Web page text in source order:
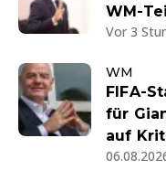
WM-
Vor 3
WM
FIFA-
für
auf